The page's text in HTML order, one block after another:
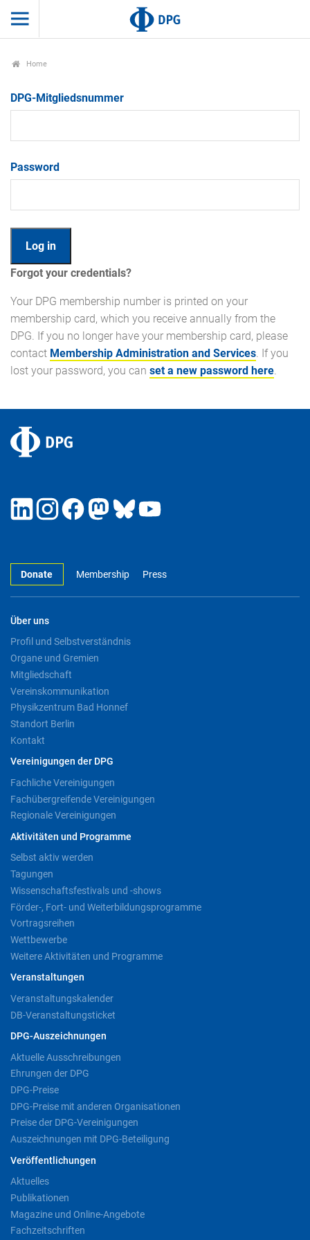
Home
DPG-Mitgliedsnummer
Password
Forgot your credentials?
Your DPG membership number is printed on your
membership card, which you receive annually from the
DPG. If you no longer have your membership card, please
contact Membership Administration and Services . If you
lost your password, you can set a new password here
Donate Membership Press
Über uns
Profil und Selbstverständnis
Organe und Gremien
Mitgliedschaft
Vereinskommunikation
Physikzentrum Bad Honnef
Standort Berlin
Kontakt
Vereinigungen der DPG
Fachliche Vereinigungen
Fachübergreifende Vereinigungen
Regionale Vereinigungen
Aktivitäten und Programme
Selbst aktiv werden
Tagungen
Wissenschaftsfestivals und -shows
Förder-, Fort- und Weiterbildungsprogramme
Vortragsreihen
Wettbewerbe
Weitere Aktivitäten und Programme
Veranstaltungen
Veranstaltungskalender
DB-Veranstaltungsticket
DPG-Auszeichnungen
Aktuelle Ausschreibungen
Ehrungen der DPG
DPG-Preise
DPG-Preise mit anderen Organisationen
Preise der DPG-Vereinigungen
Auszeichnungen mit DPG-Beteiligung
Veröffentlichungen
Aktuelles
Publikationen
Magazine und Online-Angebote
Fachzeitschriften